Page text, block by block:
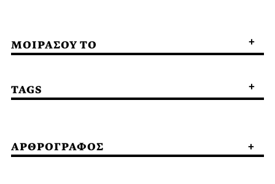
ΜΟΙΡΑΣΟΥ ΤΟ
TAGS
ΑΡΘΡΟΓΡΑΦΟΣ